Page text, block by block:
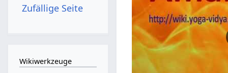
Zufällige Seite
Wikiwerkzeuge